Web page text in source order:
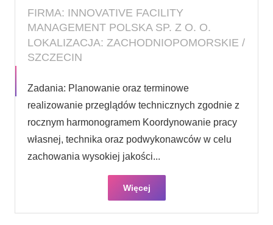
FIRMA: INNOVATIVE FACILITY
MANAGEMENT POLSKA SP. Z O. O.
LOKALIZACJA: ZACHODNIOPOMORSKIE /
SZCZECIN
Zadania: Planowanie oraz terminowe
realizowanie przeglądów technicznych zgodnie z
rocznym harmonogramem Koordynowanie pracy
własnej, technika oraz podwykonawców w celu
zachowania wysokiej jakości...
Więcej